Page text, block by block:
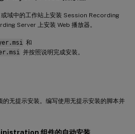
$depServices
= Get-WmiObject
.StartMode
域中的工作站上安装 Session Recording
Server 上安装 Web 播放器。
和
并按照说明完成安装。
无提示安装。编写使用无提示安装的脚本并
组件的自动安装